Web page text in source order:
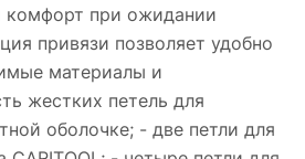
комфорт при ожидании
привязи позволяет удобно
материалы и
жестких петель для
оболочке; - две петли для